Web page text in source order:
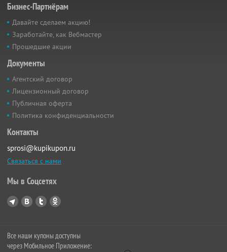
Бизнес-Партнёрам
Давайте сделаем акцию!
Заработайте, как Вебмастер
Прошедшие акции
Документы
Агентский договор
Лицензионный договор
Публичная оферта
Политика конфиденциальности
Контакты
sprosi@kupikupon.ru
Связаться с нами
Мы в Соцсетях
Все наши купоны доступны
через Мобильное Приложение: